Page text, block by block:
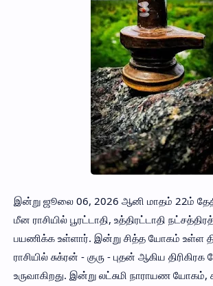
இன்று ஜூலை 06, 2026 ஆனி மாதம் 22ம்
மீன ராசியில் பூரட்டாதி, உத்திரட்டாதி
பயணிக்க உள்ளார். இன்று சித்த யோகம் உள்ள
ராசியில் சுக்ரன் - குரு - புதன் ஆகிய
உருவாகிறது. இன்று லட்சுமி நாராயண